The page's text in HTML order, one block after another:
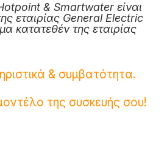
& Smartwater είναι
εταιρίας General Electric
κατατεθέν της εταιρίας
& συμβατότητα.
της συσκευής σου!